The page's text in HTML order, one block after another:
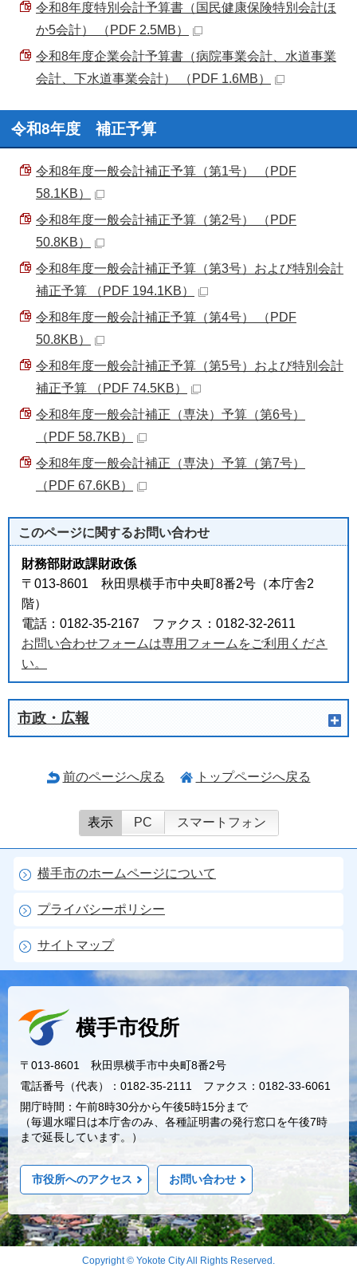
令和8年度特別会計予算書（国民健康保険特別会計ほ
か5会計） （PDF 2.5MB）
令和8年度企業会計予算書（病院事業会計、水道事業
会計、下水道事業会計） （PDF 1.6MB）
令和8年度 補正予算
令和8年度一般会計補正予算（第1号） （PDF
58.1KB）
令和8年度一般会計補正予算（第2号） （PDF
50.8KB）
令和8年度一般会計補正予算（第3号）および特別会計
補正予算 （PDF 194.1KB）
令和8年度一般会計補正予算（第4号） （PDF
50.8KB）
令和8年度一般会計補正予算（第5号）および特別会計
補正予算 （PDF 74.5KB）
令和8年度一般会計補正（専決）予算（第6号）
（PDF 58.7KB）
令和8年度一般会計補正（専決）予算（第7号）
（PDF 67.6KB）
このページに関するお問い合わせ
財務部財政課財政係
〒013-8601 秋田県横手市中央町8番2号（本庁舎2
階）
電話：0182-35-2167 ファクス：0182-32-2611
お問い合わせフォームは専用フォームをご利用くださ
い。
市政・広報
前のページへ戻る トップページへ戻る
表示 PC スマートフォン
横手市のホームページについて
プライバシーポリシー
サイトマップ
横手市役所
〒013-8601 秋田県横手市中央町8番2号
電話番号（代表）：0182-35-2111 ファクス：0182-33-6061
開庁時間：午前8時30分から午後5時15分まで
（毎週水曜日は本庁舎のみ、各種証明書の発行窓口を午後7時
まで延長しています。）
市役所へのアクセス お問い合わせ
Copyright © Yokote City All Rights Reserved.